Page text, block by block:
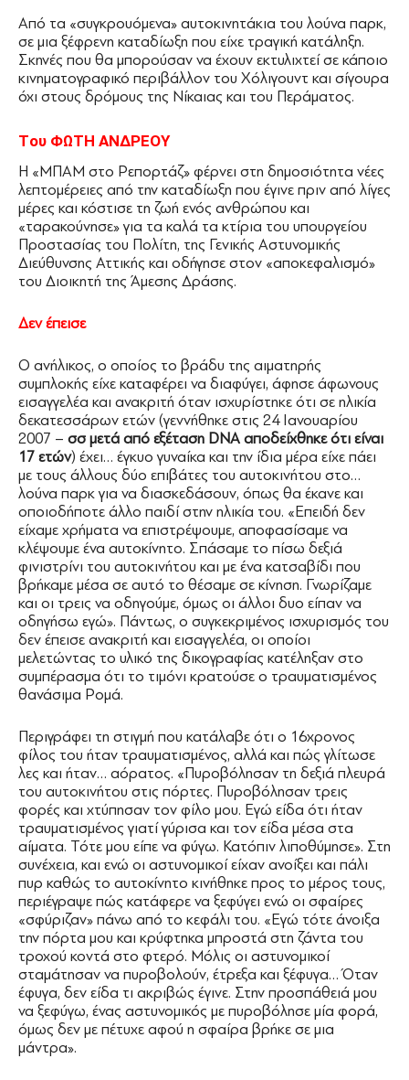
Από τα «συγκρουόμενα» αυτοκινητάκια του λούνα παρκ,
σε μια ξέφρενη καταδίωξη που είχε τραγική κατάληξη.
Σκηνές που θα μπορούσαν να έχουν εκτυλιχτεί σε κάποιο
κινηματογραφικό περιβάλλον του Χόλιγουντ και σίγουρα
όχι στους δρόμους της Νίκαιας και του Περάματος.
Tου ΦΩΤΗ ΑΝ∆ΡΕΟΥ
Η «ΜΠΑΜ στο Ρεπορτάζ» φέρνει στη δημοσιότητα νέες
λεπτομέρειες από την καταδίωξη που έγινε πριν από λίγες
μέρες και κόστισε τη ζωή ενός ανθρώπου και
«ταρακούνησε» για τα καλά τα κτίρια του υπουργείου
Προστασίας του Πολίτη, της Γενικής Αστυνομικής
∆ιεύθυνσης Αττικής και οδήγησε στον «αποκεφαλισμό»
του ∆ιοικητή της Άμεσης ∆ράσης.
∆εν έπεισε
Ο ανήλικος, ο οποίος το βράδυ της αιματηρής
συμπλοκής είχε καταφέρει να διαφύγει, άφησε άφωνους
εισαγγελέα και ανακριτή όταν ισχυρίστηκε ότι σε ηλικία
δεκατεσσάρων ετών (γεννήθηκε στις 24 Ιανουαρίου
2007 – σσ μετά από εξέταση DNA αποδείχθηκε ότι είναι
17 ετών) έχει… έγκυο γυναίκα και την ίδια μέρα είχε πάει
με τους άλλους δύο επιβάτες του αυτοκινήτου στο…
λούνα παρκ για να διασκεδάσουν, όπως θα έκανε και
οποιοδήποτε άλλο παιδί στην ηλικία του. «Επειδή δεν
είχαμε χρήματα να επιστρέψουμε, αποφασίσαμε να
κλέψουμε ένα αυτοκίνητο. Σπάσαμε το πίσω δεξιά
φινιστρίνι του αυτοκινήτου και με ένα κατσαβίδι που
βρήκαμε μέσα σε αυτό το θέσαμε σε κίνηση. Γνωρίζαμε
και οι τρεις να οδηγούμε, όμως οι άλλοι δυο είπαν να
οδηγήσω εγώ». Πάντως, ο συγκεκριμένος ισχυρισμός του
δεν έπεισε ανακριτή και εισαγγελέα, οι οποίοι
μελετώντας το υλικό της δικογραφίας κατέληξαν στο
συμπέρασμα ότι το τιμόνι κρατούσε ο τραυματισμένος
θανάσιμα Ρομά.
Περιγράφει τη στιγμή που κατάλαβε ότι ο 16χρονος
φίλος του ήταν τραυματισμένος, αλλά και πώς γλίτωσε
λες και ήταν… αόρατος. «Πυροβόλησαν τη δεξιά πλευρά
του αυτοκινήτου στις πόρτες. Πυροβόλησαν τρεις
φορές και χτύπησαν τον φίλο μου. Εγώ είδα ότι ήταν
τραυματισμένος γιατί γύρισα και τον είδα μέσα στα
αίματα. Τότε μου είπε να φύγω. Κατόπιν λιποθύμησε». Στη
συνέχεια, και ενώ οι αστυνομικοί είχαν ανοίξει και πάλι
πυρ καθώς το αυτοκίνητο κινήθηκε προς το μέρος τους,
περιέγραψε πώς κατάφερε να ξεφύγει ενώ οι σφαίρες
«σφύριζαν» πάνω από το κεφάλι του. «Εγώ τότε άνοιξα
την πόρτα μου και κρύφτηκα μπροστά στη ζάντα του
τροχού κοντά στο φτερό. Μόλις οι αστυνομικοί
σταμάτησαν να πυροβολούν, έτρεξα και ξέφυγα… Όταν
έφυγα, δεν είδα τι ακριβώς έγινε. Στην προσπάθειά μου
να ξεφύγω, ένας αστυνομικός με πυροβόλησε μία φορά,
όμως δεν με πέτυχε αφού η σφαίρα βρήκε σε μια
μάντρα».